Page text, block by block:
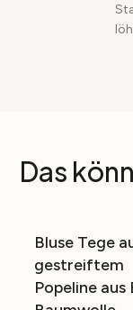
Das
SALE
Bluse Tege
gestreiftem
Popeline aus